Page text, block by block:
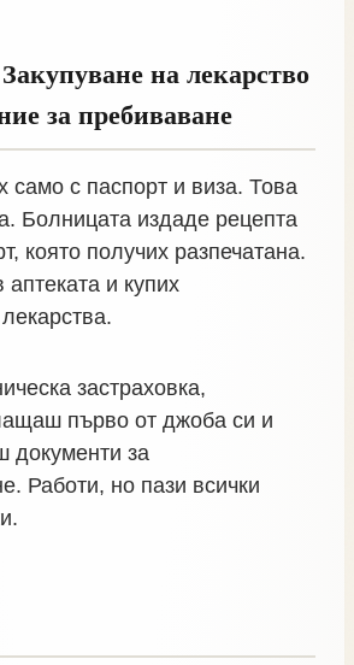
на лекарство
за пребиваване
само с паспорт и виза. Това
Болницата издаде рецепта
която получих разпечатана.
и купих
застраховка,
първо от джоба си и
документи за
Работи, но пази всички